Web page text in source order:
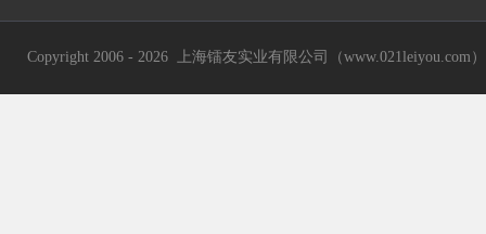
Copyright 2006 - 2026 上海镭友实业有限公司（